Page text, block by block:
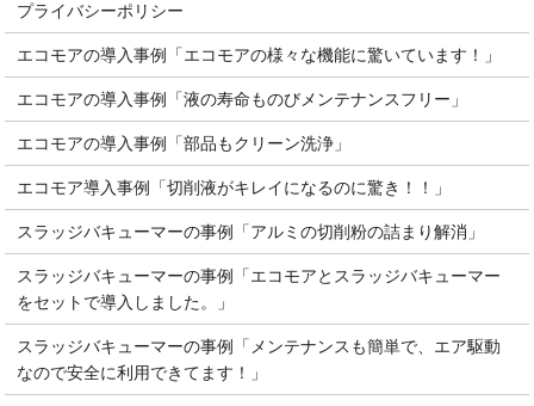
プライバシーポリシー
エコモアの導入事例「エコモアの様々な機能に驚いています！」
エコモアの導入事例「液の寿命ものびメンテナンスフリー」
エコモアの導入事例「部品もクリーン洗浄」
エコモア導入事例「切削液がキレイになるのに驚き！！」
スラッジバキューマーの事例「アルミの切削粉の詰まり解消」
スラッジバキューマーの事例「エコモアとスラッジバキューマー
をセットで導入しました。」
スラッジバキューマーの事例「メンテナンスも簡単で、エア駆動
なので安全に利用できてます！」